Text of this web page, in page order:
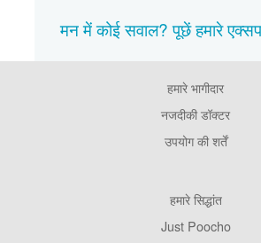
मन में कोई सवाल? पूछें हमारे
हमारे भागीदार
नजदीकी डॉक्टर
उपयोग की शर्तें
हमारे सिद्धांत
Just Poocho